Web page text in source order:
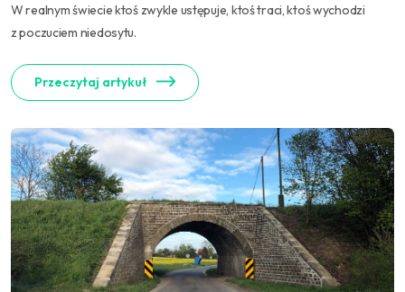
W realnym świecie ktoś zwykle ustępuje, ktoś traci, ktoś wychodzi
z poczuciem niedosytu.
Przeczytaj artykuł